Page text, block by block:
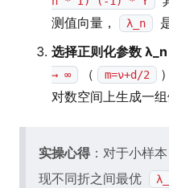
测值向量，
λ_n
选择正则化参数 λ_n
→ ∞ （ m=ν+d/2
对数空间上生成一
实操心得：对于小样
现不同折之间最优